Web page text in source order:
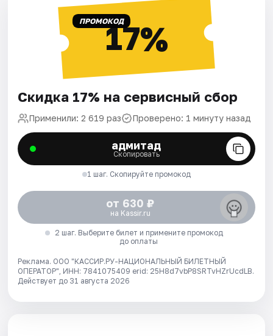
ПРОМОКОД17%
Скидка 17% на сервисный сбор
Применили: 2 619 раз Проверено: 1 минуту назад
адмитад
Скопировать
1 шаг. Скопируйте промокод
от 630 ₽
на Kassir.ru
2 шаг. Выберите билет и примените промокод
до оплаты
Реклама. ООО "КАССИР.РУ-НАЦИОНАЛЬНЫЙ БИЛЕТНЫЙ
ОПЕРАТОР", ИНН: 7841075409 erid: 25H8d7vbP8SRTvHZrUcdLB.
Действует до 31 августа 2026